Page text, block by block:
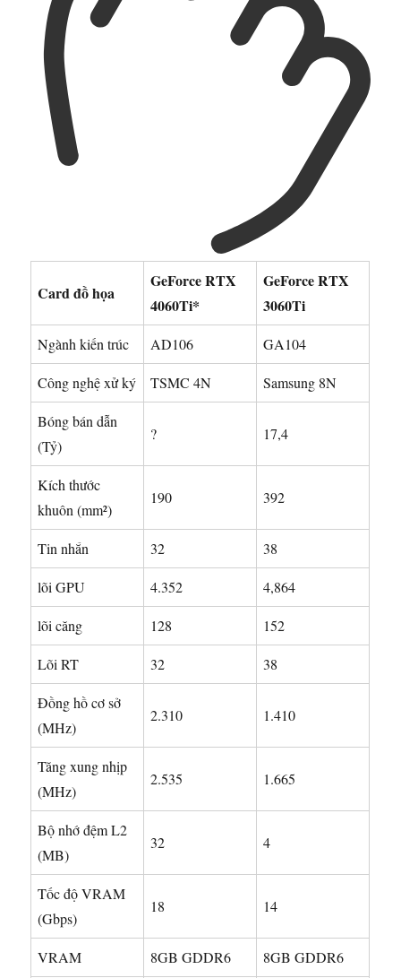
Card đồ họa
GeForce RTX
4060Ti*
GeForce RTX
3060Ti
Ngành kiến ​​​​trúc AD106 GA104
Công nghệ xử ký TSMC 4N Samsung 8N
Bóng bán dẫn
(Tỷ)
? 17,4
Kích thước
khuôn (mm²)
190 392
Tin nhắn 32 38
lõi GPU 4.352 4,864
lõi căng 128 152
Lõi RT 32 38
Đồng hồ cơ sở
(MHz)
2.310 1.410
Tăng xung nhịp
(MHz)
2.535 1.665
Bộ nhớ đệm L2
(MB)
32 4
Tốc độ VRAM
(Gbps)
18 14
VRAM 8GB GDDR6 8GB GDDR6